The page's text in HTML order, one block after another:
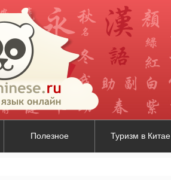
Полезное Туризм в Китае